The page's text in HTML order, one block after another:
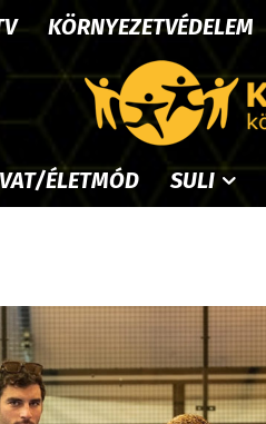
KÖRNYEZETVÉDELEM
ÉLETMÓD SULI